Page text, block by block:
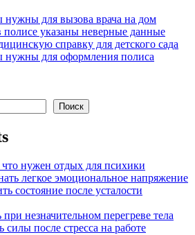
нужны для вызова врача на дом
полисе указаны неверные данные
справку для детского сада
нужны для оформления полиса
Поиск
нужен отдых для психики
легкое эмоциональное напряжение
состояние после усталости
незначительном перегреве тела
силы после стресса на работе